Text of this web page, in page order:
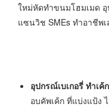
ใหม่หัดทำขนมโฮมเมด
แซนวิช SMEs ทำอาชีพ
อุปกรณ์เบเกอรี่ ทำเ
อบคัพเค้ก ที่แบ่งแป้ง